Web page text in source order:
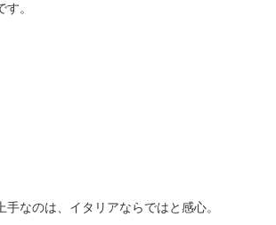
。
手なのは、イタリアならではと感心。